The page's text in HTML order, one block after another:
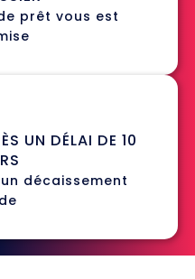
prêt vous est
UN DÉLAI DE 10
décaissement